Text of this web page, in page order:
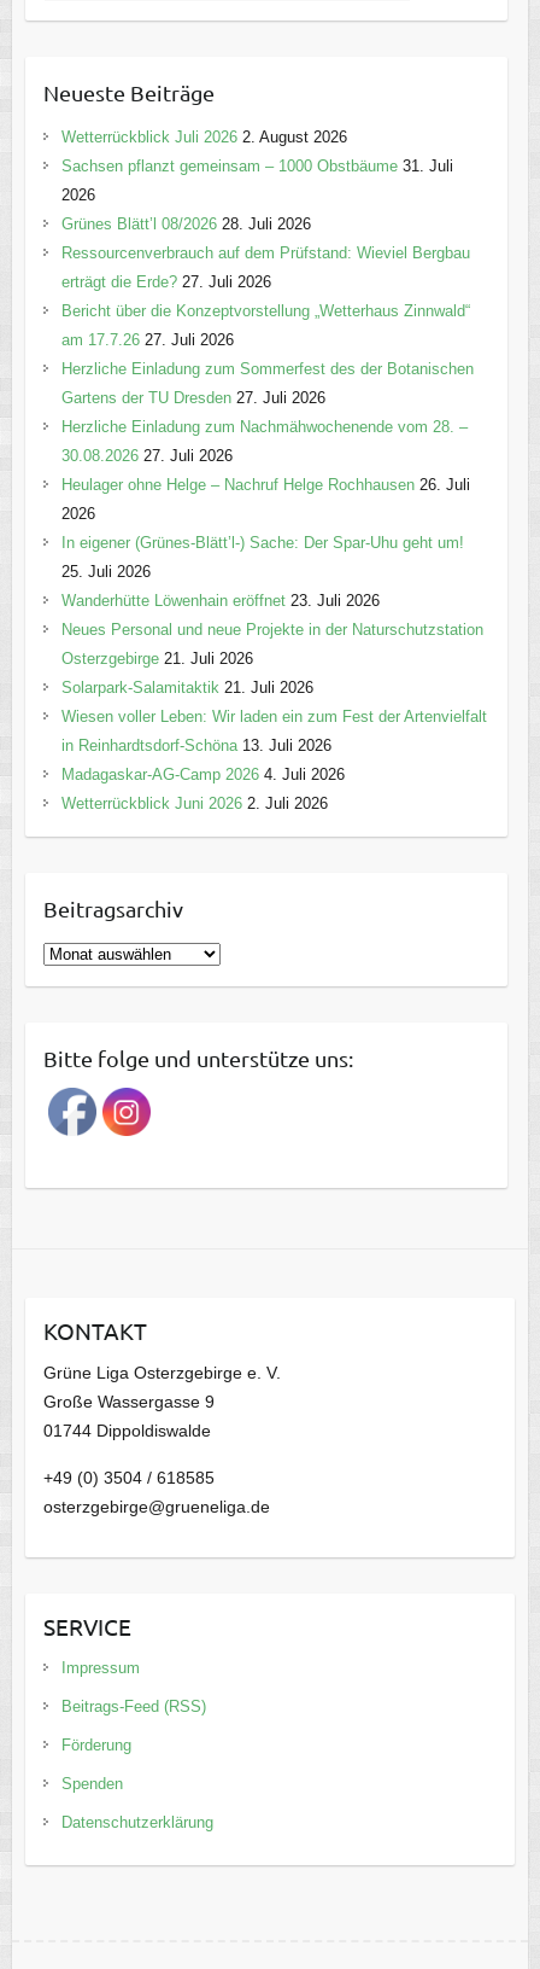
a
g
o
r
e
n
Neueste Beiträge
Wetterrückblick Juli 2026 2. August 2026
Sachsen pflanzt gemeinsam – 1000 Obstbäume 31. Juli
2026
Grünes Blätt’l 08/2026 28. Juli 2026
Ressourcenverbrauch auf dem Prüfstand: Wieviel Bergbau
erträgt die Erde? 27. Juli 2026
Bericht über die Konzeptvorstellung „Wetterhaus Zinnwald“
am 17.7.26 27. Juli 2026
Herzliche Einladung zum Sommerfest des der Botanischen
Gartens der TU Dresden 27. Juli 2026
Herzliche Einladung zum Nachmähwochenende vom 28. –
30.08.2026 27. Juli 2026
Heulager ohne Helge – Nachruf Helge Rochhausen 26. Juli
2026
In eigener (Grünes-Blätt’l-) Sache: Der Spar-Uhu geht um!
25. Juli 2026
Wanderhütte Löwenhain eröffnet 23. Juli 2026
Neues Personal und neue Projekte in der Naturschutzstation
Osterzgebirge 21. Juli 2026
Solarpark-Salamitaktik 21. Juli 2026
Wiesen voller Leben: Wir laden ein zum Fest der Artenvielfalt
in Reinhardtsdorf-Schöna 13. Juli 2026
Madagaskar-AG-Camp 2026 4. Juli 2026
Wetterrückblick Juni 2026 2. Juli 2026
Beitragsarchiv
B
e
r
a
g
a
v
Bitte folge und unterstütze uns:
KONTAKT
Grüne Liga Osterzgebirge e. V.
Große Wassergasse 9
01744 Dippoldiswalde
+49 (0) 3504 / 618585
osterzgebirge@grueneliga.de
SERVICE
Impressum
Beitrags-Feed (RSS)
Förderung
Spenden
Datenschutzerklärung